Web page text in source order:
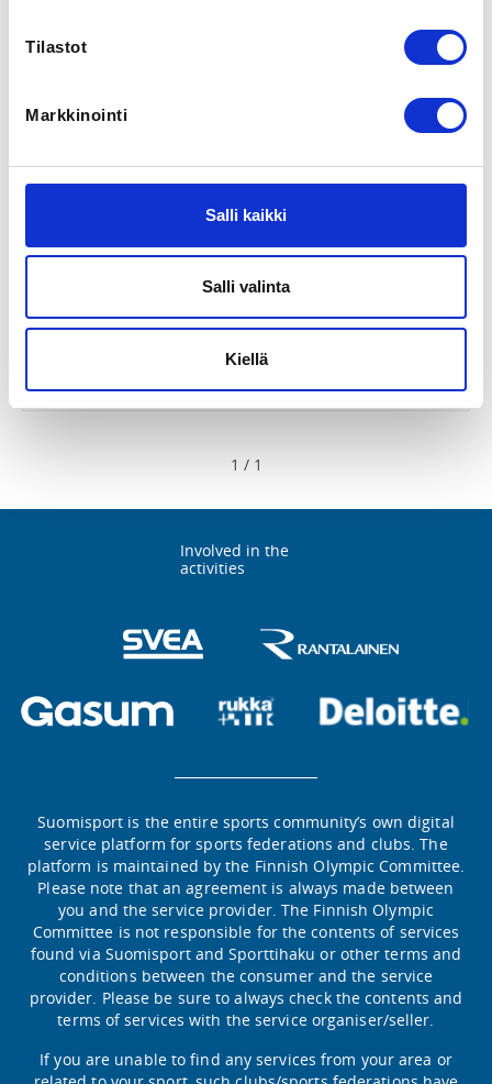
Tilastot
Markkinointi
Salli kaikki
Salli valinta
Kiellä
Sunnuntai 14:30-15:30
Badminton United ry
1 / 1
Involved in the
activities
Suomisport is the entire sports community’s own digital
service platform for sports federations and clubs. The
platform is maintained by the Finnish Olympic Committee.
Please note that an agreement is always made between
you and the service provider. The Finnish Olympic
Committee is not responsible for the contents of services
found via Suomisport and Sporttihaku or other terms and
conditions between the consumer and the service
provider. Please be sure to always check the contents and
terms of services with the service organiser/seller.
If you are unable to find any services from your area or